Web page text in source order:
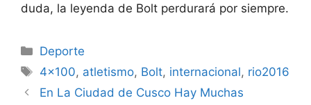
duda, la leyenda de Bolt perdurará por siempre.
Categorías
Deporte
Etiquetas
4x100, atletismo, Bolt, internacional, rio2016
En La Ciudad de Cusco Hay Muchas